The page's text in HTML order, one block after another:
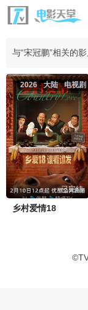
与“宋冠鹏”相关的
电视剧
大陆
2026
已完结
乡村爱情18
©